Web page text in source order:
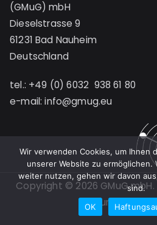
(GMuG) mbH
Dieselstrasse 9
61231 Bad Nauheim
Deutschland
tel.: +49 (0) 6032 938 61 80
e-mail:info@gmug.eu
Copyright © 2026 GMuG mbH
und
Wir verwenden Cookies, um Ihnen
unserer Website zu ermöglichen.
weiter nutzen, gehen wir davon
sind.
OK